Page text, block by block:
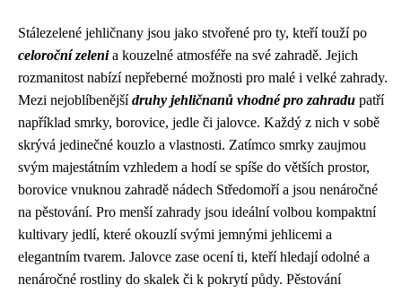
Stálezelené jehličnany jsou jako stvořené pro ty, kteří touží po
celoroční zelenia kouzelné atmosféře na své zahradě. Jejich
rozmanitost nabízí nepřeberné možnosti pro malé i velké zahrady.
Mezi nejoblíbenějšídruhy jehličnanů vhodné pro zahradu patří
například smrky, borovice, jedle či jalovce. Každý z nich v sobě
skrývá jedinečné kouzlo a vlastnosti. Zatímco smrky zaujmou
svým majestátním vzhledem a hodí se spíše do větších prostor,
borovice vnuknou zahradě nádech Středomoří a jsou nenáročné
na pěstování. Pro menší zahrady jsou ideální volbou kompaktní
kultivary jedlí, které okouzlí svými jemnými jehlicemi a
elegantním tvarem. Jalovce zase ocení ti, kteří hledají odolné a
nenáročné rostliny do skalek či k pokrytí půdy. Pěstování